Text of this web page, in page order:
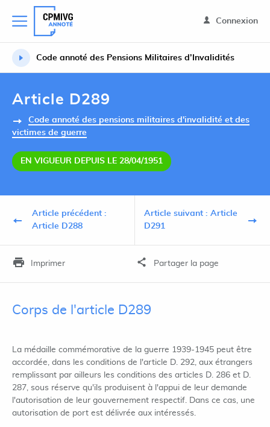
Connexion
Code annoté des Pensions Militaires d’Invalidités
Article D289
Code annoté des pensions militaires d'invalidité et des
victimes de guerre
EN VIGUEUR DEPUIS LE 28/04/1951
Article précédent :
Article D288
Article suivant : Article
D291
Imprimer Partager la page
Corps de l'article D289
La médaille commémorative de la guerre 1939-1945 peut être
accordée, dans les conditions de l'article D. 292, aux étrangers
remplissant par ailleurs les conditions des articles D. 286 et D.
287, sous réserve qu'ils produisent à l'appui de leur demande
l'autorisation de leur gouvernement respectif. Dans ce cas, une
autorisation de port est délivrée aux intéressés.